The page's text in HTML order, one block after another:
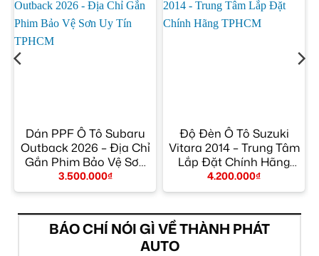
Dán PPF Ô Tô Subaru
Outback 2026 – Địa Chỉ
Gắn Phim Bảo Vệ Sơn
Uy Tín TPHCM
3.500.000₫
Độ Đèn Ô Tô Suzuki
Vitara 2014 – Trung Tâm
Lắp Đặt Chính Hãng
TPHCM
4.200.000₫
BÁO CHÍ NÓI GÌ VỀ THÀNH PHÁT
AUTO